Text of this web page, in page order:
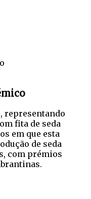
representando
fita de seda
em que esta
de seda
com prémios